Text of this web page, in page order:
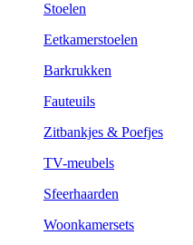
Stoelen
Eetkamerstoelen
Barkrukken
Fauteuils
Zitbankjes & Poefjes
TV-meubels
Sfeerhaarden
Woonkamersets